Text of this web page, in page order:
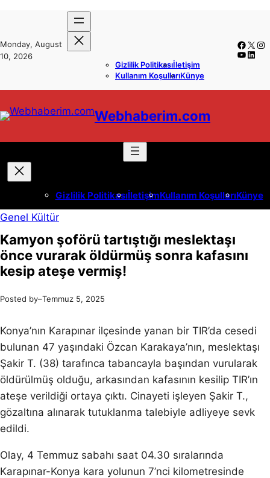
content
Monday, August
10, 2026
Gizlilik Politikasıİletişim
Kullanım KoşullarıKünye
X
Webhaberim.com
Gizlilik PolitikasıİletişimKullanım KoşullarıKünye
Genel Kültür
Kamyon şoförü tartıştığı meslektaşı
önce vurarak öldürmüş sonra kafasını
kesip ateşe vermiş!
Posted by–Temmuz 5, 2025
Konya’nın Karapınar ilçesinde yanan bir TIR’da cesedi
bulunan 47 yaşındaki Özcan Karakaya’nın, meslektaşı
Şakir T. (38) tarafınca tabancayla başından vurularak
öldürülmüş olduğu, arkasından kafasının kesilip TIR’ın
ateşe verildiği ortaya çıktı. Cinayeti işleyen Şakir T.,
gözaltına alınarak tutuklanma talebiyle adliyeye sevk
edildi.
Olay, 4 Temmuz sabahı saat 04.30 sıralarında
Karapınar-Konya kara yolunun 7’nci kilometresinde